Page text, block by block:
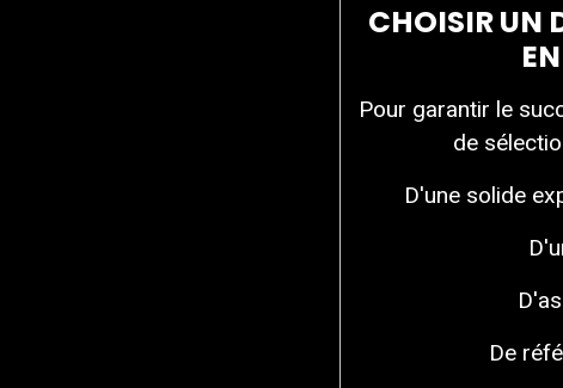
CHOISIR UN
Pour garantir le
de
D'une solide
De